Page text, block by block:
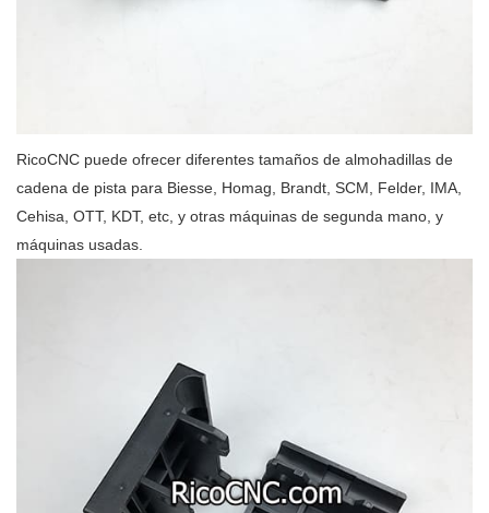
RicoCNC puede ofrecer diferentes tamaños de almohadillas de
cadena de pista para Biesse, Homag, Brandt, SCM, Felder, IMA,
Cehisa, OTT, KDT, etc, y otras máquinas de segunda mano, y
máquinas usadas.